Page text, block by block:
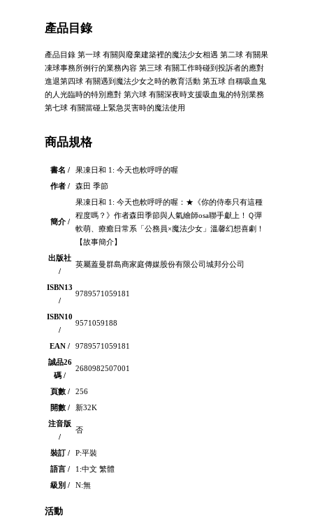
產品目錄
產品目錄 第一球 有關與廢棄建築裡的魔法少女相遇 第二球 有關果
凍球事務所例行的業務內容 第三球 有關工作時碰到投訴者的應對
進退第四球 有關遇到魔法少女之時的教育活動 第五球 自稱吸血鬼
的人光臨時的特別應對 第六球 有關深夜時支援吸血鬼的特別業務
第七球 有關當碰上緊急災害時的魔法使用
商品規格
書名 /
果凍日和 1: 今天也軟呼呼的喔
作者 /
森田 季節
簡介 /
果凍日和 1: 今天也軟呼呼的喔：★《你的侍奉只有這種
程度嗎？》作者森田季節與人氣繪師osa聯手獻上！Ｑ彈
軟萌、療癒日常系「公務員×魔法少女」溫馨幻想喜劇！
【故事簡介】
出版社
/
英屬蓋曼群島商家庭傳媒股份有限公司城邦分公司
ISBN13
/
9789571059181
ISBN10
/
9571059188
EAN /
9789571059181
誠品26
碼 /
2680982507001
頁數 /
256
開數 /
新32K
注音版
/
否
裝訂 /
P:平裝
語言 /
1:中文 繁體
級別 /
N:無
活動